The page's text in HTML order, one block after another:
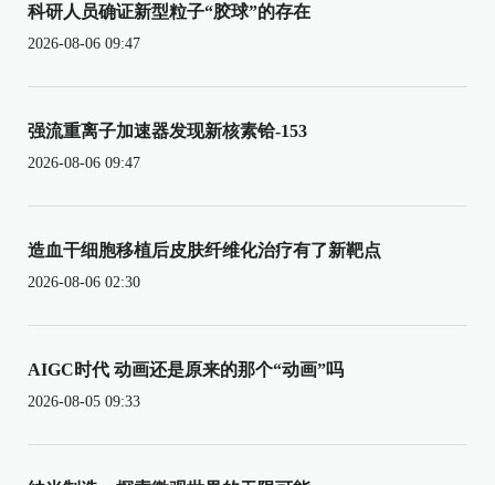
科研人员确证新型粒子“胶球”的存在
2026-08-06 09:47
强流重离子加速器发现新核素铪-153
2026-08-06 09:47
造血干细胞移植后皮肤纤维化治疗有了新靶点
2026-08-06 02:30
AIGC时代 动画还是原来的那个“动画”吗
2026-08-05 09:33